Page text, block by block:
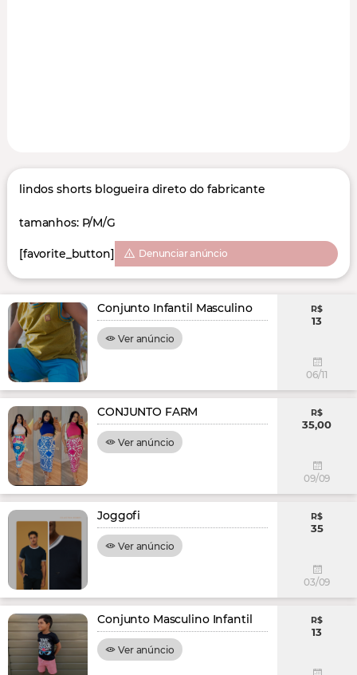
lindos shorts blogueira direto do fabricante
tamanhos: P/M/G
[favorite_button] Denunciar anúncio
Conjunto Infantil Masculino
Ver anúncio
R$
13
06/11
CONJUNTO FARM
Ver anúncio
R$
35,00
09/09
Joggofi
Ver anúncio
R$
35
03/09
Conjunto Masculino Infantil
Ver anúncio
R$
13